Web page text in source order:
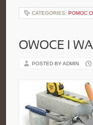
CATEGORIES: POMOC
OWOCE I
POSTED BY ADMIN